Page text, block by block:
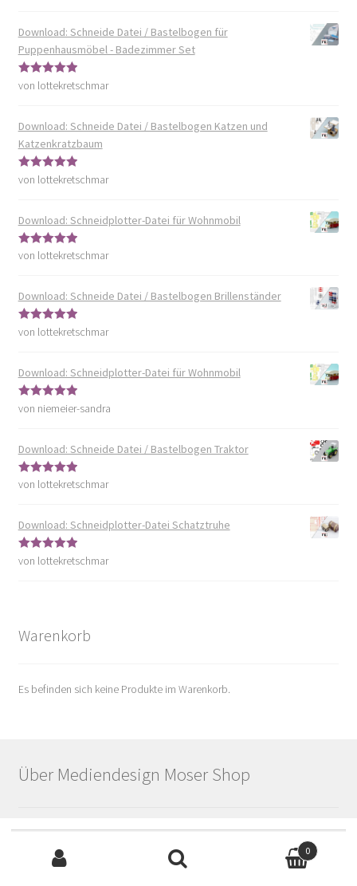
Download: Schneide Datei / Bastelbogen für
Puppenhausmöbel - Badezimmer Set
Bewertet mit
von lottekretschmar
Download: Schneide Datei / Bastelbogen Katzen und
Katzenkratzbaum
Bewertet mit
von lottekretschmar
Download: Schneidplotter-Datei für Wohnmobil
Bewertet mit
von lottekretschmar
Download: Schneide Datei / Bastelbogen Brillenständer
Bewertet mit
von lottekretschmar
Download: Schneidplotter-Datei für Wohnmobil
Bewertet mit
von niemeier-sandra
Download: Schneide Datei / Bastelbogen Traktor
Bewertet mit
von lottekretschmar
Download: Schneidplotter-Datei Schatztruhe
Bewertet mit
von lottekretschmar
Warenkorb
Es befinden sich keine Produkte im Warenkorb.
Über Mediendesign Moser Shop
Webseitengestaltung:
Brigitte Baier-Moser
0